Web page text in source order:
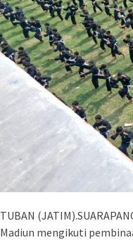
TUBAN
Madiun mengikuti